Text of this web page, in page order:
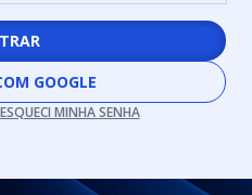
GOOGLE
MINHA SENHA